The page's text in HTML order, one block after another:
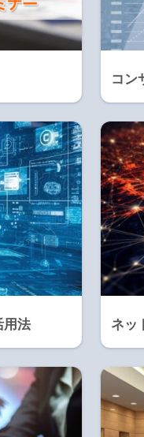
コン
用法 ネッ